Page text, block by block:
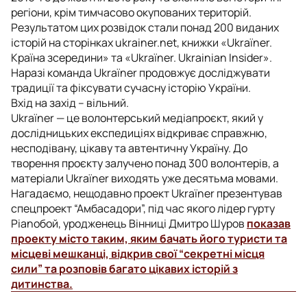
регіони, крім тимчасово окупованих територій.
Результатом цих розвідок стали понад 200 виданих
історій на сторінках ukrainer.net, книжки «Ukraїner.
Країна зсередини» та «Ukraïner. Ukrainian Insider».
Наразі команда Ukraїner продовжує досліджувати
традиції та фіксувати сучасну історію України.
Вхід на захід – вільний.
Ukraїner — це волонтерський медіапроєкт, який у
дослідницьких експедиціях відкриває справжню,
несподівану, цікаву та автентичну Україну. До
творення проєкту залучено понад 300 волонтерів, а
матеріали Ukraїner виходять уже десятьма мовами.
Нагадаємо, нещодавно проект Ukraїner презентував
спецпроект “Амбасадори”, під час якого лідер гурту
Pianoбой, уродженець Вінниці Дмитро Шуров показав
проекту місто таким, яким бачать його туристи та
місцеві мешканці, відкрив свої “секретні місця
сили” та розповів багато цікавих історій з
дитинства.